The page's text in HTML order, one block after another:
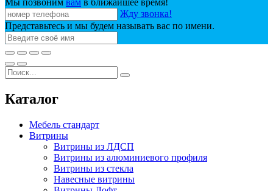
Мы позвоним вам в ближайшее время!
Жду звонка!
Представьтесь и мы будем называть вас по имени.
Каталог
Мебель стандарт
Витрины
Витрины из ЛДСП
Витрины из алюминиевого профиля
Витрины из стекла
Навесные витрины